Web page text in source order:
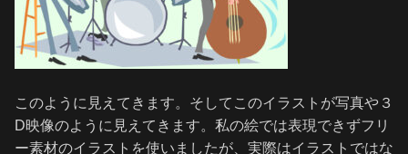
このように見えてきます。そしてこのイラストが写真や３
D映像のように見えてきます。私の絵では表現できずフリ
ー素材のイラストを使いましたが、実際はイラストではな